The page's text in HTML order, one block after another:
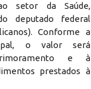
setor da Saúde,
deputado federal
Conforme a
o valor será
e à
prestados à